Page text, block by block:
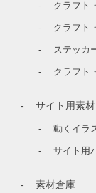
クラフト
クラフト
ステッカ
クラフト
サイト用素材
動くイラ
サイト用
素材倉庫